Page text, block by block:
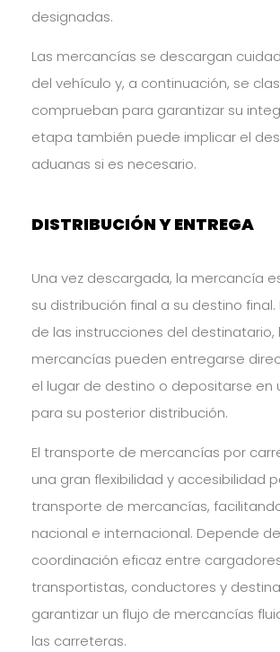
designadas.
Las mercancías se descargan
del vehículo y, a continuación, se
comprueban para garantizar su
etapa también puede implicar el
aduanas si es necesario.
DISTRIBUCIÓN Y ENTREGA
Una vez descargada, la mercancía
su distribución final a su destino
de las instrucciones del destinatario,
mercancías pueden entregarse
el lugar de destino o depositarse en
para su posterior distribución.
El transporte de mercancías por
una gran flexibilidad y accesibilidad
transporte de mercancías,
nacional e internacional. Depende
coordinación eficaz entre
transportistas, conductores y
garantizar un flujo de mercancías
las carreteras.